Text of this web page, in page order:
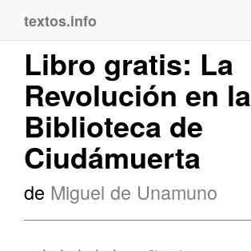
textos.info
Libro gratis: La
Revolución en la
Biblioteca de
Ciudámuerta
de Miguel de Unamuno